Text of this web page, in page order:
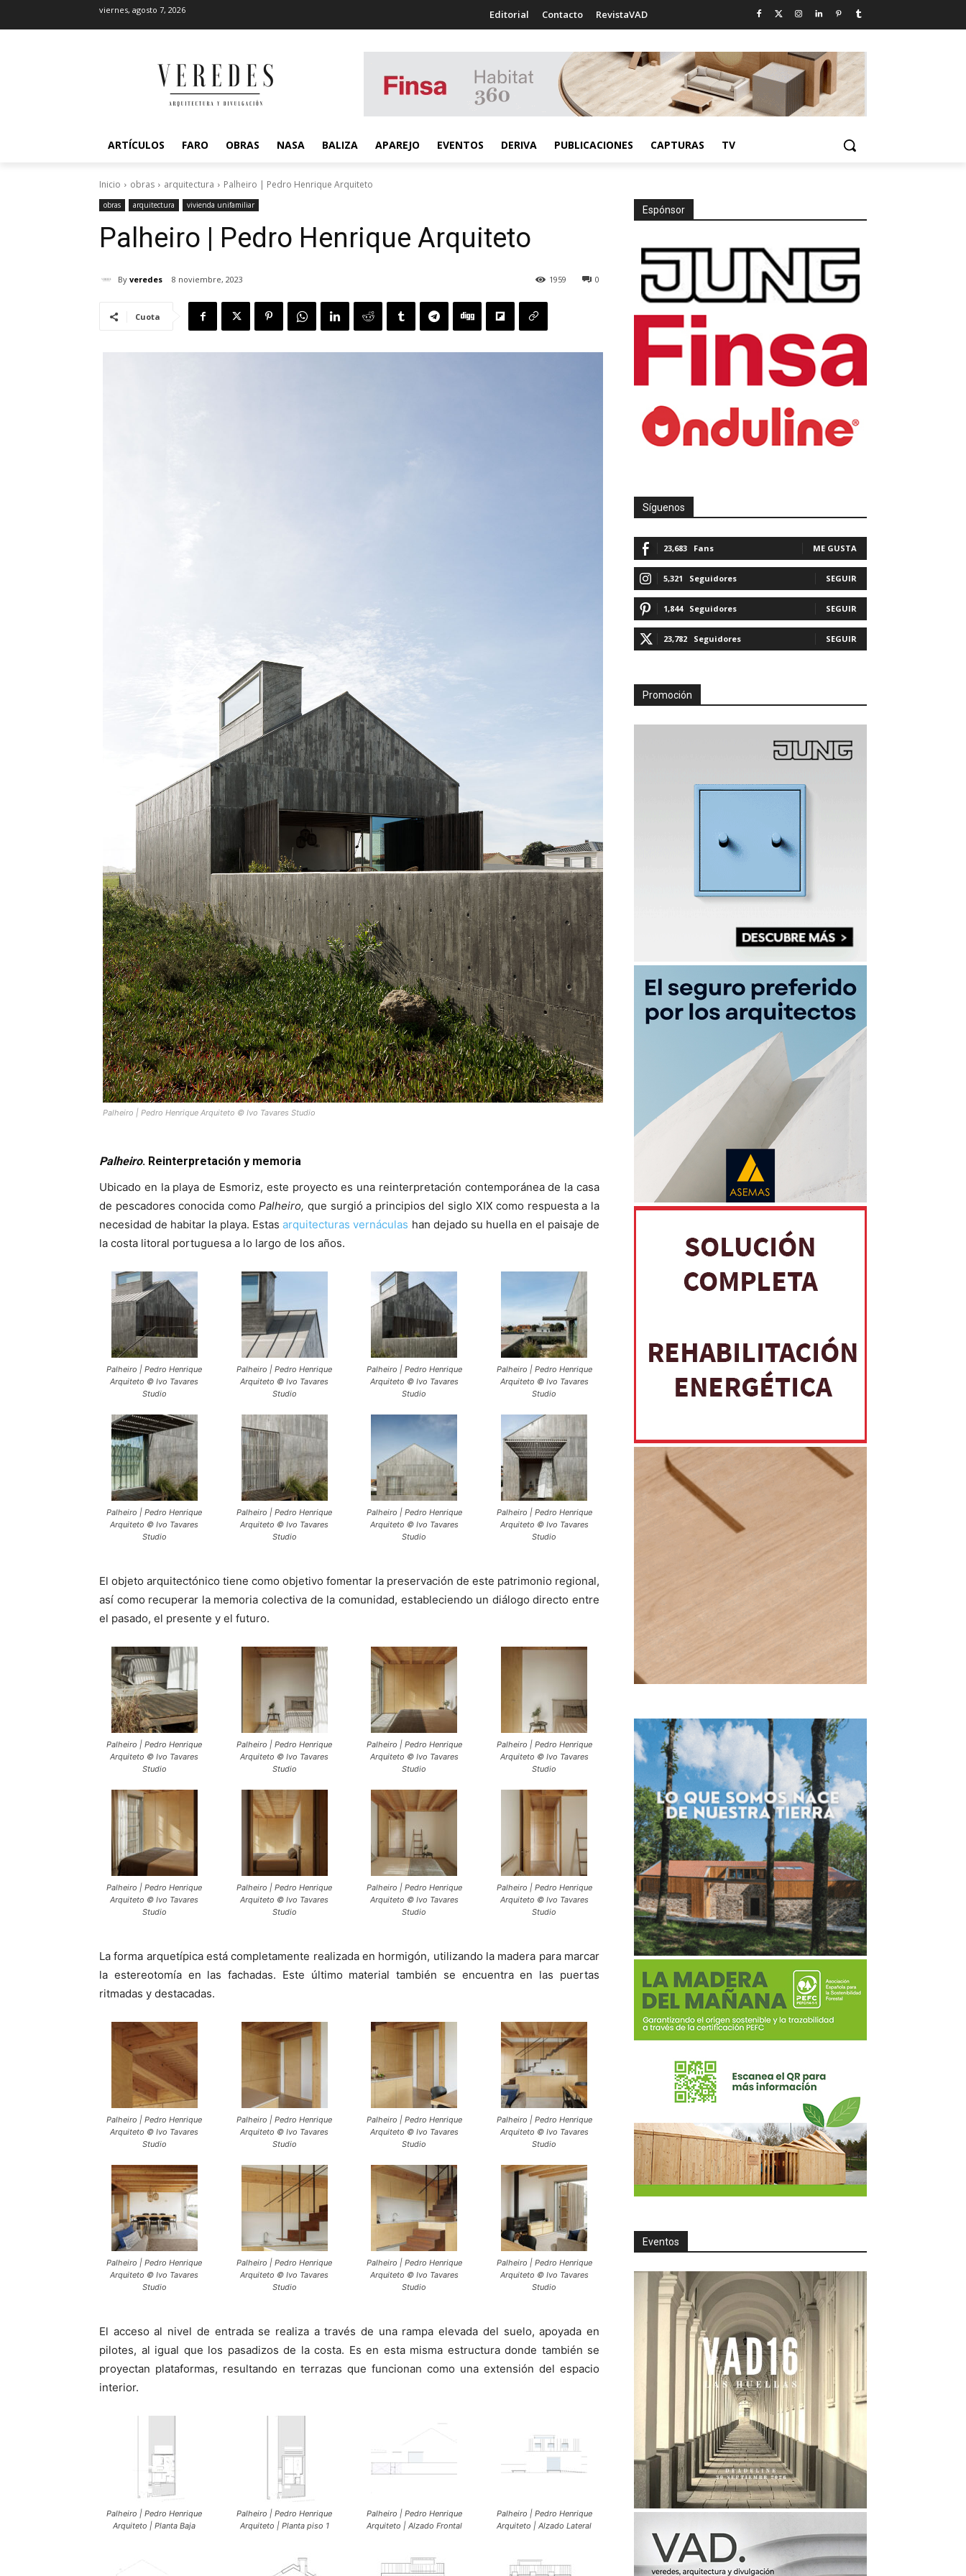
viernes, agosto 7, 2026 Editorial Contacto RevistaVAD
ARTÍCULOS FARO OBRAS NASA BALIZA APAREJO EVENTOS DERIVA PUBLICACIONES CAPTURAS TV
Inicio obras arquitectura Palheiro | Pedro Henrique Arquiteto
obras arquitectura vivienda unifamiliar
Palheiro | Pedro Henrique Arquiteto
By veredes 8 noviembre, 2023 0
1959
Cuota
Palheiro | Pedro Henrique Arquiteto © Ivo Tavares Studio
Palheiro. Reinterpretación y memoria
Ubicado en la playa de Esmoriz, este proyecto es una reinterpretación contemporánea de la casa
de pescadores conocida comoPalheiro, que surgió a principios del siglo XIX como respuesta a la
necesidad de habitar la playa. Estasarquitecturas vernáculas han dejado su huella en el paisaje de
la costa litoral portuguesa a lo largo de los años.
Palheiro | Pedro Henrique
Arquiteto © Ivo Tavares
Studio
Palheiro | Pedro Henrique
Arquiteto © Ivo Tavares
Studio
Palheiro | Pedro Henrique
Arquiteto © Ivo Tavares
Studio
Palheiro | Pedro Henrique
Arquiteto © Ivo Tavares
Studio
Palheiro | Pedro Henrique
Arquiteto © Ivo Tavares
Studio
Palheiro | Pedro Henrique
Arquiteto © Ivo Tavares
Studio
Palheiro | Pedro Henrique
Arquiteto © Ivo Tavares
Studio
Palheiro | Pedro Henrique
Arquiteto © Ivo Tavares
Studio
El objeto arquitectónico tiene como objetivo fomentar la preservación de este patrimonio regional,
así como recuperar la memoria colectiva de la comunidad, estableciendo un diálogo directo entre
el pasado, el presente y el futuro.
Palheiro | Pedro Henrique
Arquiteto © Ivo Tavares
Studio
Palheiro | Pedro Henrique
Arquiteto © Ivo Tavares
Studio
Palheiro | Pedro Henrique
Arquiteto © Ivo Tavares
Studio
Palheiro | Pedro Henrique
Arquiteto © Ivo Tavares
Studio
Palheiro | Pedro Henrique
Arquiteto © Ivo Tavares
Studio
Palheiro | Pedro Henrique
Arquiteto © Ivo Tavares
Studio
Palheiro | Pedro Henrique
Arquiteto © Ivo Tavares
Studio
Palheiro | Pedro Henrique
Arquiteto © Ivo Tavares
Studio
La forma arquetípica está completamente realizada en hormigón, utilizando la madera para marcar
la estereotomía en las fachadas. Este último material también se encuentra en las puertas
ritmadas y destacadas.
Palheiro | Pedro Henrique
Arquiteto © Ivo Tavares
Studio
Palheiro | Pedro Henrique
Arquiteto © Ivo Tavares
Studio
Palheiro | Pedro Henrique
Arquiteto © Ivo Tavares
Studio
Palheiro | Pedro Henrique
Arquiteto © Ivo Tavares
Studio
Palheiro | Pedro Henrique
Arquiteto © Ivo Tavares
Studio
Palheiro | Pedro Henrique
Arquiteto © Ivo Tavares
Studio
Palheiro | Pedro Henrique
Arquiteto © Ivo Tavares
Studio
Palheiro | Pedro Henrique
Arquiteto © Ivo Tavares
Studio
El acceso al nivel de entrada se realiza a través de una rampa elevada del suelo, apoyada en
pilotes, al igual que los pasadizos de la costa. Es en esta misma estructura donde también se
proyectan plataformas, resultando en terrazas que funcionan como una extensión del espacio
interior.
Palheiro | Pedro Henrique
Arquiteto | Planta Baja
Palheiro | Pedro Henrique
Arquiteto | Planta piso 1
Palheiro | Pedro Henrique
Arquiteto | Alzado Frontal
Palheiro | Pedro Henrique
Arquiteto | Alzado Lateral
Espónsor
Síguenos
23,683 Fans ME GUSTA
5,321 Seguidores SEGUIR
1,844 Seguidores SEGUIR
23,782 Seguidores SEGUIR
Promoción
Eventos